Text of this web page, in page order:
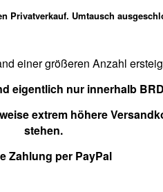
Privatverkauf. Umtausch
einer größeren Anzahl
eigentlich nur innerhalb
extrem höhere
stehen.
Zahlung per PayPal